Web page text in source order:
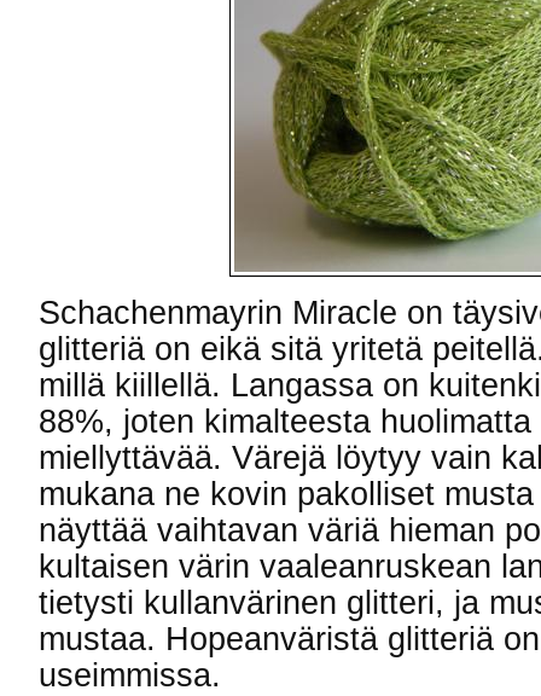
Schachenmayrin Miracle on
glitteriä on eikä sitä yritetä
millä kiillellä. Langassa on
88%, joten kimalteesta
miellyttävää. Värejä löytyy vain
mukana ne kovin pakolliset
näyttää vaihtavan väriä hieman
kultaisen värin vaaleanruskean
tietysti kullanvärinen glitteri, ja
mustaa. Hopeanväristä glitteriä
useimmissa.